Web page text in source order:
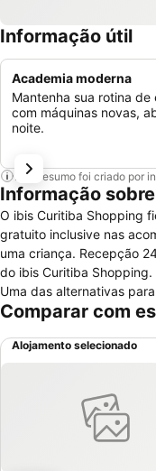
Informação útil
Academia moderna
Mantenha sua rotina
com máquinas novas,
noite.
Este resumo foi criado por
Informação
O ibis Curitiba Shopping
gratuito inclusive nas acomodações. Ar-condicionado, minibar, TV e telefone figuram em todos os
uma criança. Recepção 24 horas, estacionamento pago à parte e sala de reuniões com capacidade para 12 participantes fazem parte da estrutura
do ibis Curitiba Shopping. O Restaurant ibis e o Bar Rendez-Vous são as opções gastronômicas do hotel, onde é possível fazer todas as refeições.
Uma das alternativas para quem
fica a dez minutos a pé
Comparar com
Alojamento selecionado